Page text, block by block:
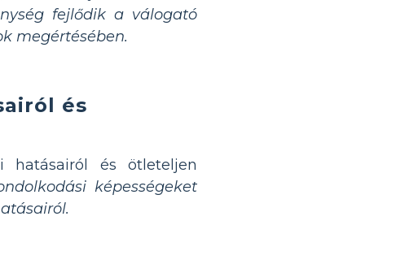
fejlődik a válogató
megértésében.
és
hatásairól és ötleteljen
képességeket